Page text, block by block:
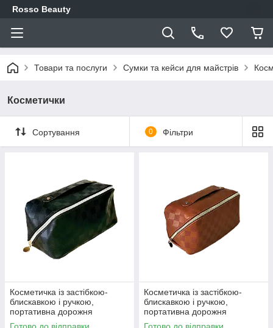
Rosso Beauty
Товари та послуги Сумки та кейси для майстрів
Косметички
Сортування 0 Фільтри
Косметичка із застібкою-
блискавкою і ручкою,
портативна дорожня
косметичка KS-224/13 чорна
Косметичка із застібкою-
блискавкою і ручкою,
портативна дорожня
косметичка KS-224/13